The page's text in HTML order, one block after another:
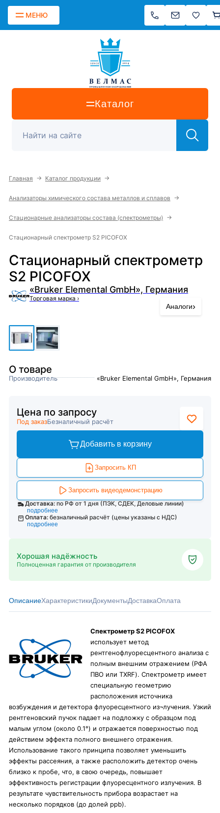
МЕНЮ
Каталог
Главная → Каталог продукции →
Анализаторы химического состава металлов и сплавов →
Стационарные анализаторы состава (спектрометры) →
Стационарный спектрометр S2 PICOFOX
Стационарный спектрометр
S2 PICOFOX
«Bruker Elemental GmbH», Германия
Торговая марка ›
Аналоги›
О товаре
Производитель «Bruker Elemental GmbH», Германия
Цена по запросу
Под заказБезналичный расчёт
Добавить в корзину
Запросить КП
Запросить видеодемонстрацию
Доставка: по РФ от 1 дня (ПЭК, СДЕК, Деловые линии)
подробнее
Оплата: безналичный расчёт (цены указаны с НДС)
подробнее
Хорошая надёжность
Полноценная гарантия от производителя
ОписаниеХарактеристикиДокументыДоставкаОплата
Спектрометр S2 PICOFOX
использует метод
рентгенофлуоресцентного анализа с
полным внешним отражением (РФА
ПВО или TXRF). Спектрометр имеет
специальную геометрию
расположения источника
возбуждения и детектора флуоресцентного из¬лучения. Узкий
рентгеновский пучок падает на подложку с образцом под
малым углом (около 0.1°) и отражается поверхностью под
действием эффекта полного внешнего отражения.
Использование такого принципа позволяет уменьшить
эффекты рассеяния, а также расположить детектор очень
близко к пробе, что, в свою очередь, повышает
эффективность регистрации флуоресцентного излучения. В
результате чувствительность прибора возрастает на
несколько порядков (до долей ppb).